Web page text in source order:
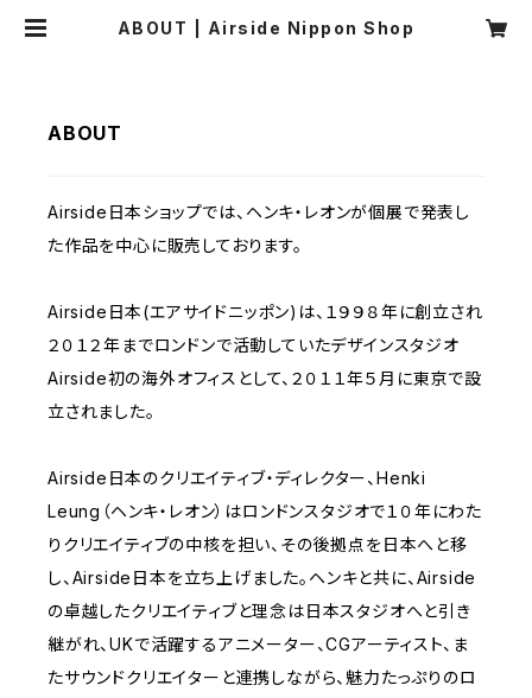
ABOUT | Airside Nippon Shop
ABOUT
Airside日本ショップでは、ヘンキ・レオンが個展で発表し
た作品を中心に販売しております。
Airside日本(エアサイドニッポン)は、１９９８年に創立され
２０１２年までロンドンで活動していたデザインスタジオ
Airside初の海外オフィスとして、２０１１年５月に東京で設
立されました。
Airside日本のクリエイティブ・ディレクター、Henki
Leung（ヘンキ・レオン）はロンドンスタジオで１０年にわた
りクリエイティブの中核を担い、その後拠点を日本へと移
し、Airside日本を立ち上げました。ヘンキと共に、Airside
の卓越したクリエイティブと理念は日本スタジオへと引き
継がれ、UKで活躍するアニメーター、CGアーティスト、ま
たサウンドクリエイターと連携しながら、魅力たっぷりのロ